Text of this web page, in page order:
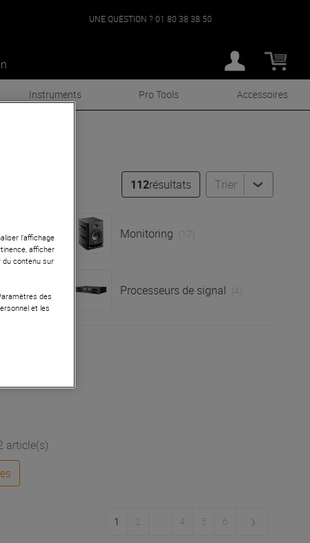
UNE QUESTION ? 01 80 38 38 50
Instruments Pro Tools Accessoires
112résultats Trier
Monitoring (17)
Processeurs de signal (4)
article(s)
1 2 4 5 6
l’affichage
afficher
du contenu sur
des
et les